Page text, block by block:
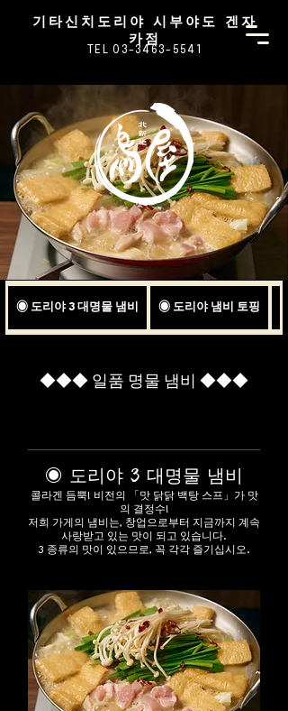
기타신치도리야 시부야도 겐자
카점
TEL 03-3463-5541
◉ 도리야 3 대명물 냄비 ◉ 도리야 냄비 토핑
◆◆◆ 일품 명물 냄비 ◆◆◆
◉ 도리야 3 대명물 냄비
콜라겐 듬뿍! 비전의 「맛 닭닭 백탕 스프」가 맛
의 결정수!
저희 가게의 냄비는, 창업으로부터 지금까지 계속
사랑받고 있는 맛이 되고 있습니다.
3 종류의 맛이 있으므로, 꼭 각각 즐기십시오.